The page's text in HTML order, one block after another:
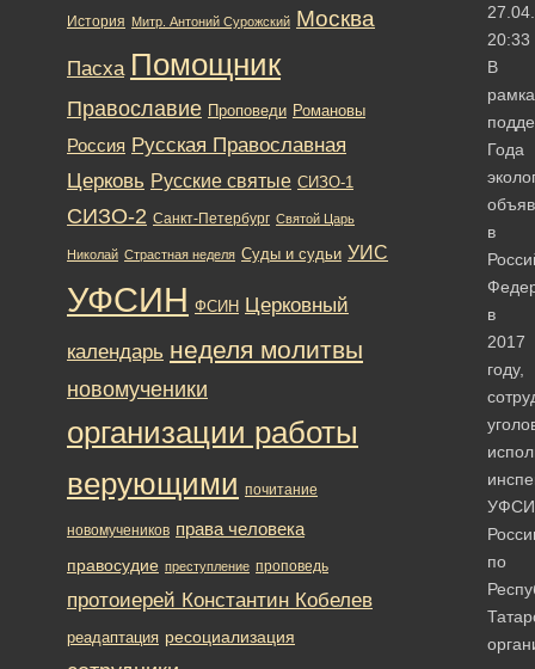
20:33
В
Года
в
в
2017
году,
по
История Митр. Антоний Сурожский Москва
Пасха Помощник
Православие Проповеди Романовы
Россия Русская Православная
Церковь Русские святые СИЗО-1
СИЗО-2 Санкт-Петербург Святой Царь
Николай Страстная неделя Суды и судьи УИС
УФСИН ФСИН Церковный
календарь неделя молитвы
новомученики
организации работы
верующими почитание
новомучеников права человека
правосудие преступление проповедь
протоиерей Константин Кобелев
реадаптация ресоциализация